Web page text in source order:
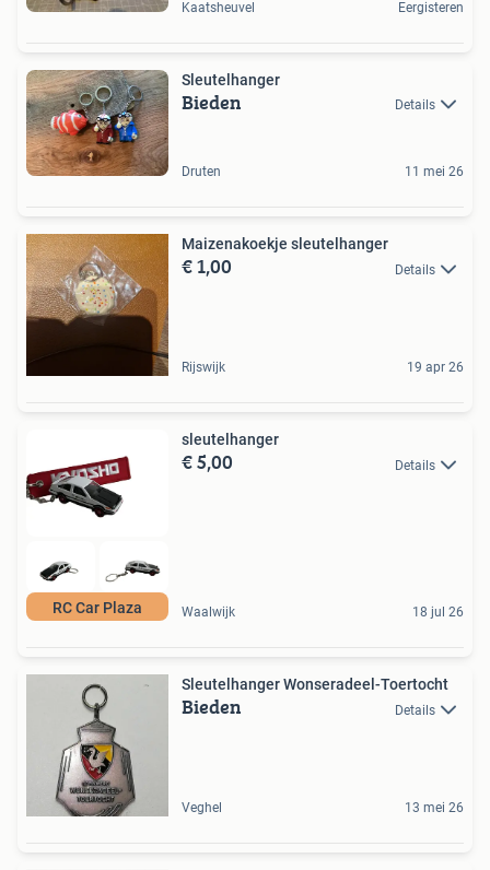
Kaatsheuvel Eergisteren
Sleutelhanger
Bieden Details
Druten 11 mei 26
Maizenakoekje sleutelhanger
€ 1,00 Details
Rijswijk 19 apr 26
RC Car Plaza
sleutelhanger
€ 5,00 Details
Waalwijk 18 jul 26
Sleutelhanger Wonseradeel-Toertocht
Bieden Details
Veghel 13 mei 26